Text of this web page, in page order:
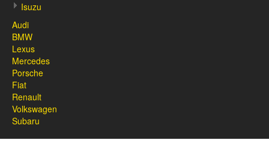
Isuzu
Audi
BMW
Lexus
Mercedes
Porsche
Fiat
Renault
Volkswagen
Subaru